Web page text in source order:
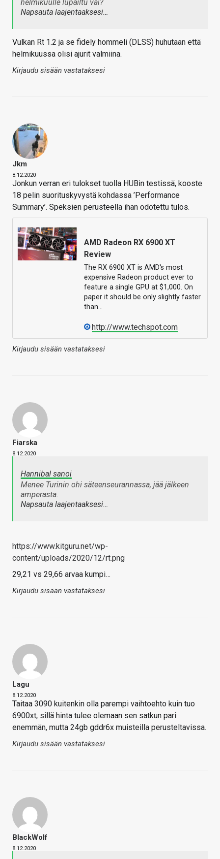
helmikuulle lupailtu vai?
Napsauta laajentaaksesi…
Vulkan Rt 1.2 ja se fidely hommeli (DLSS) huhutaan että
helmikuussa olisi ajurit valmiina.
Kirjaudu sisään vastataksesi
Jkm
8.12.2020
Jonkun verran eri tulokset tuolla HUBin testissä, kooste
18 pelin suorituskyvystä kohdassa ’Performance
Summary’. Speksien perusteella ihan odotettu tulos.
AMD Radeon RX 6900 XT
Review
The RX 6900 XT is AMD's most
expensive Radeon product ever to
feature a single GPU at $1,000. On
paper it should be only slightly faster
than…
http://www.techspot.com
Kirjaudu sisään vastataksesi
Fiarska
8.12.2020
Hannibal sanoi
Menee Turinin ohi säteenseurannassa, jää jälkeen
amperasta.
Napsauta laajentaaksesi…
https://www.kitguru.net/wp-
content/uploads/2020/12/rt.png
29,21 vs 29,66 arvaa kumpi…
Kirjaudu sisään vastataksesi
Lagu
8.12.2020
Taitaa 3090 kuitenkin olla parempi vaihtoehto kuin tuo
6900xt, sillä hinta tulee olemaan sen satkun pari
enemmän, mutta 24gb gddr6x muisteilla perusteltavissa.
Kirjaudu sisään vastataksesi
BlackWolf
8.12.2020